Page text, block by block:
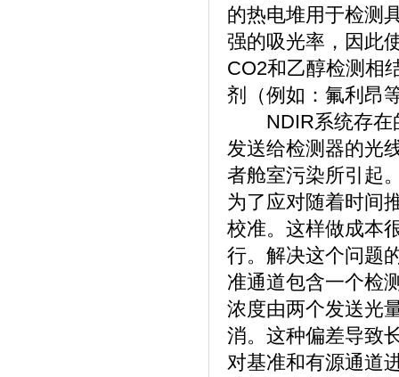
的热电堆用于检测
强的吸光率，因此
CO2和乙醇检测相
剂（例如：氟利昂
NDIR系统存在的
发送给检测器的光
者舱室污染所引起
为了应对随着时间
校准。这样做成本
行。解决这个问题
准通道包含一个检
浓度由两个发送光
消。这种偏差导致
对基准和有源通道